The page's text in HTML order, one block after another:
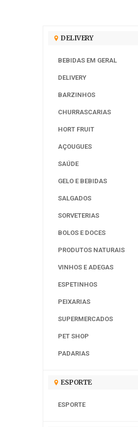
DELIVERY
BEBIDAS EM GERAL
DELIVERY
BARZINHOS
CHURRASCARIAS
HORT FRUIT
AÇOUGUES
SAÚDE
GELO E BEBIDAS
SALGADOS
SORVETERIAS
BOLOS E DOCES
PRODUTOS NATURAIS
VINHOS E ADEGAS
ESPETINHOS
PEIXARIAS
SUPERMERCADOS
PET SHOP
PADARIAS
ESPORTE
ESPORTE